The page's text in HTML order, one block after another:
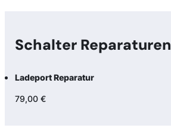
Schalter Reparaturen
Ladeport Reparatur
79,00 €